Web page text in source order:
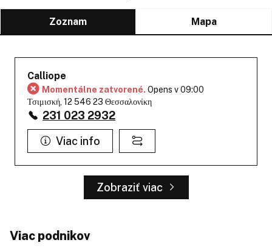
Zoznam Mapa
Calliope
Momentálne zatvorené. Opens v 09:00
Τσιμισκή, 12 546 23 Θεσσαλονίκη
231 023 2932
Viac info
Zobraziť viac
Viac podnikov